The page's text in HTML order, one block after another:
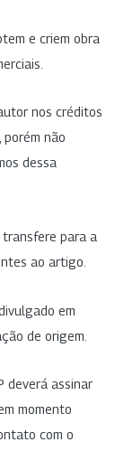
e criem obra
nos créditos
porém não
dessa
transfere para a
ao artigo.
em
de origem.
deverá assinar
momento
com o